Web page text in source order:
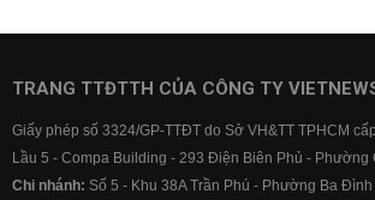
Lãi suất ngân hàng BIDV
Lãi suất ngân hàng Vietcombank
TRANG TTĐTTH CỦA CÔNG TY
Giấy phép số 3324/GP-TTĐT do Sở VH&TT TPHCM
Lầu 5 - Compa Building - 293 Điện Biên Phủ - Phường
Chi nhánh: Số 5 - Khu 38A Trần Phú - Phường Ba Đình